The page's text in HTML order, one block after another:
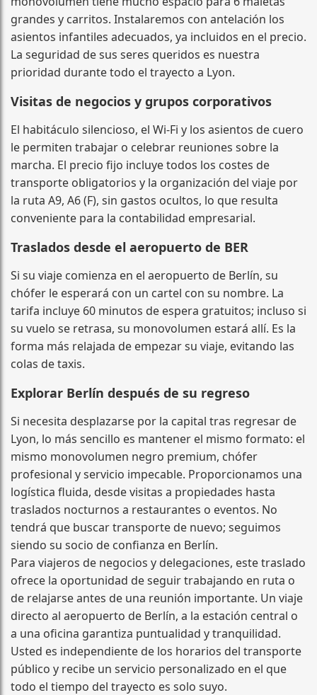
grandes y carritos. Instalaremos con antelación los
asientos infantiles adecuados, ya incluidos en el precio.
La seguridad de sus seres queridos es nuestra
prioridad durante todo el trayecto a Lyon.
Visitas de negocios y grupos corporativos
El habitáculo silencioso, el Wi‑Fi y los asientos de cuero
le permiten trabajar o celebrar reuniones sobre la
marcha. El precio fijo incluye todos los costes de
transporte obligatorios y la organización del viaje por
la ruta A9, A6 (F), sin gastos ocultos, lo que resulta
conveniente para la contabilidad empresarial.
Traslados desde el aeropuerto de BER
Si su viaje comienza en el aeropuerto de Berlín, su
chófer le esperará con un cartel con su nombre. La
tarifa incluye 60 minutos de espera gratuitos; incluso si
su vuelo se retrasa, su monovolumen estará allí. Es la
forma más relajada de empezar su viaje, evitando las
colas de taxis.
Explorar Berlín después de su regreso
Si necesita desplazarse por la capital tras regresar de
Lyon, lo más sencillo es mantener el mismo formato: el
mismo monovolumen negro premium, chófer
profesional y servicio impecable. Proporcionamos una
logística fluida, desde visitas a propiedades hasta
traslados nocturnos a restaurantes o eventos. No
tendrá que buscar transporte de nuevo; seguimos
siendo su socio de confianza en Berlín.
Para viajeros de negocios y delegaciones, este traslado
ofrece la oportunidad de seguir trabajando en ruta o
de relajarse antes de una reunión importante. Un viaje
directo al aeropuerto de Berlín, a la estación central o
a una oficina garantiza puntualidad y tranquilidad.
Usted es independiente de los horarios del transporte
público y recibe un servicio personalizado en el que
todo el tiempo del trayecto es solo suyo.